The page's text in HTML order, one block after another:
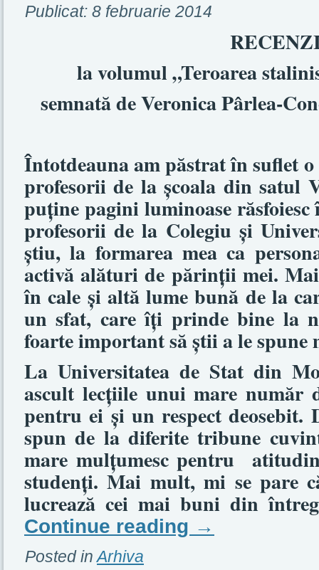
Publicat: 8 februarie 2014
la volumul „Teroarea
semnată de Veronica Pârlea-
Întotdeauna am păstrat în suflet
profesorii de la şcoala din satul
puţine pagini luminoase
profesorii de la Colegiu şi
ştiu, la formarea mea ca
activă alături de părinţii mei.
în cale şi altă lume bună de la
un sfat, care îţi prinde bine la
foarte important să ştii a le spune
La Universitatea de Stat din
ascult lecţiile unui mare număr
pentru ei şi un respect deosebit.
spun de la diferite tribune
mare mulţumesc pentru
studenţi. Mai mult, mi se pare
lucrează cei mai buni din
Continue reading →
Posted in Arhiva